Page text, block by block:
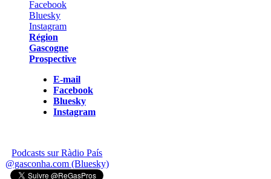
Région
Gascogne
Prospective
E-mail
Facebook
Bluesky
Instagram
Podcasts sur Ràdio País
@gasconha.com (Bluesky)